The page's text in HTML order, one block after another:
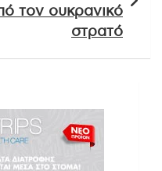
τον ουκρανικό
στρατό